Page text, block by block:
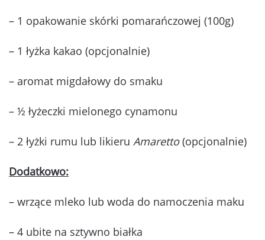
– 1 opakowanie skórki pomarańczowej (100g)
– 1 łyżka kakao (opcjonalnie)
– aromat migdałowy do smaku
– ½ łyżeczki mielonego cynamonu
– 2 łyżki rumu lub likieru Amaretto(opcjonalnie)
Dodatkowo:
– wrzące mleko lub woda do namoczenia maku
– 4 ubite na sztywno białka